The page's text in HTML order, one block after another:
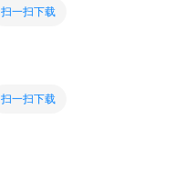
扫一扫下载
扫一扫下载